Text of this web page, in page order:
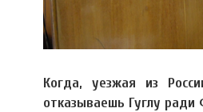
Когда, уезжая из
отказываешь Гуглу ради